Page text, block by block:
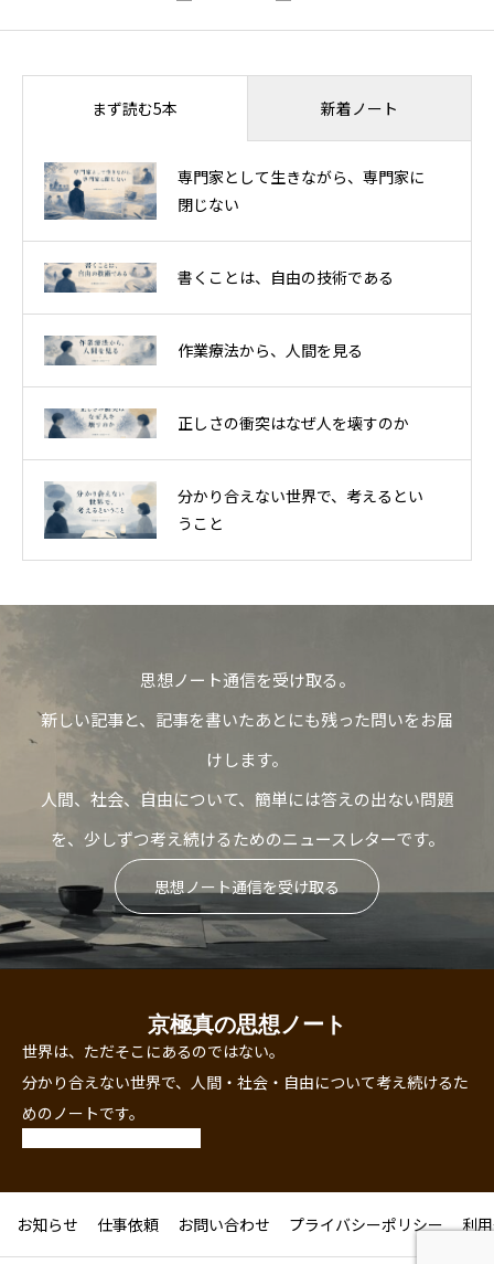
まず読む5本 新着ノート
専門家として生きながら、専門家に
閉じない
書くことは、自由の技術である
作業療法から、人間を見る
正しさの衝突はなぜ人を壊すのか
分かり合えない世界で、考えるとい
うこと
思想ノート通信を受け取る。
新しい記事と、記事を書いたあとにも残った問いをお届
けします。
人間、社会、自由について、簡単には答えの出ない問題
を、少しずつ考え続けるためのニュースレターです。
思想ノート通信を受け取る
京極真の思想ノート
世界は、ただそこにあるのではない。
分かり合えない世界で、人間・社会・自由について考え続けるた
めのノートです。
お知らせ 仕事依頼 お問い合わせ プライバシーポリシー 利